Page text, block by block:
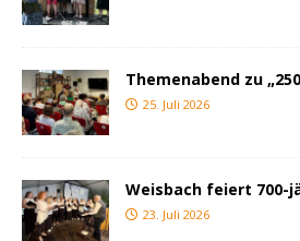
Themenabend zu
25. Juli 2026
Weisbach feiert 700-
23. Juli 2026